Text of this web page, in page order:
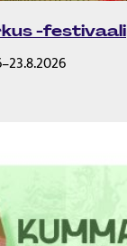
-festivaali